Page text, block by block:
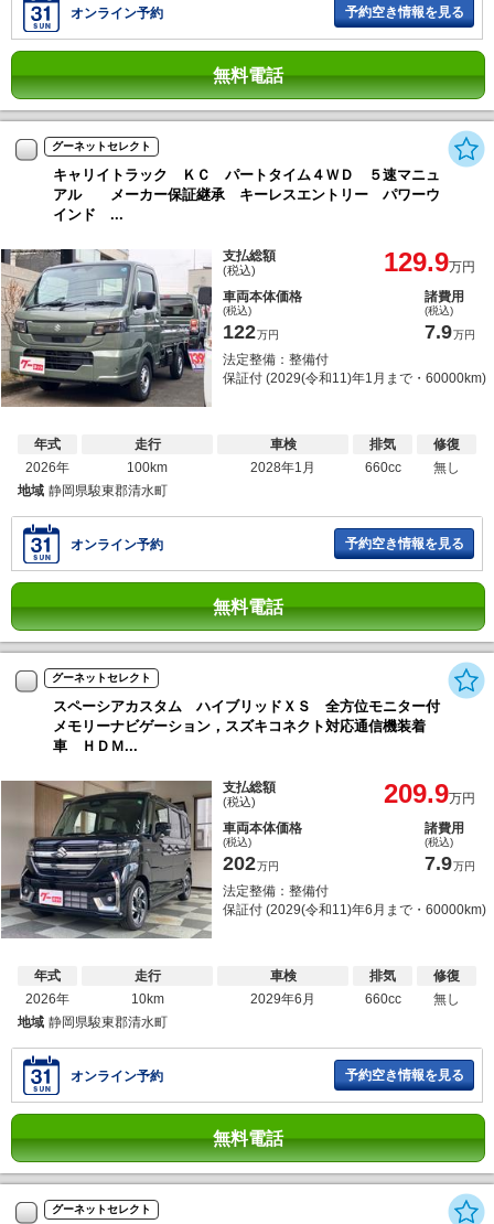
オンライン予約 予約空き情報を見る
無料電話
グーネットセレクト
キャリイトラック ＫＣ パートタイム４ＷＤ ５速マニュ
アル メーカー保証継承 キーレスエントリー パワーウ
インド ...
支払総額
(税込) 129.9万円
車両本体価格
(税込)
122万円
諸費用
(税込)
7.9万円
法定整備：整備付
保証付 (2029(令和11)年1月まで・60000km)
年式
2026年
走行
100km
車検
2028年1月
排気
660cc
修復
無し
地域 静岡県駿東郡清水町
オンライン予約 予約空き情報を見る
無料電話
グーネットセレクト
スペーシアカスタム ハイブリッドＸＳ 全方位モニター付
メモリーナビゲーション，スズキコネクト対応通信機装着
車 ＨＤＭ...
支払総額
(税込) 209.9万円
車両本体価格
(税込)
202万円
諸費用
(税込)
7.9万円
法定整備：整備付
保証付 (2029(令和11)年6月まで・60000km)
年式
2026年
走行
10km
車検
2029年6月
排気
660cc
修復
無し
地域 静岡県駿東郡清水町
オンライン予約 予約空き情報を見る
無料電話
グーネットセレクト